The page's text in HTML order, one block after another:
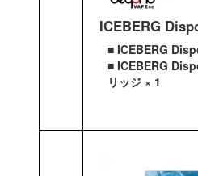
ICEBERG
■ ICEBERG
■ ICEBERG
リッジ × 1